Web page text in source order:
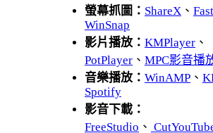
螢幕抓圖： ShareX 、
WinSnap
影片播放： KMPlayer 、
PotPlayer 、 MPC影音播
音樂播放： WinAMP 、
Spotify
影音下載：
FreeStudio 、